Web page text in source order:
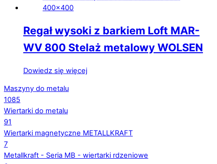
Regał wysoki z barkiem Loft MAR-
WV 800 Stelaż metalowy WOLSEN
Dowiedz się więcej
Maszyny do metalu
1085
Wiertarki do metalu
91
Wiertarki magnetyczne METALLKRAFT
7
Metallkraft - Seria MB - wiertarki rdzeniowe